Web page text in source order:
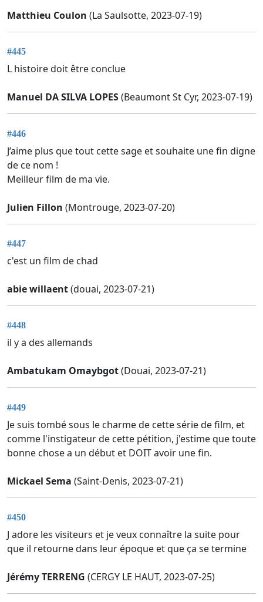
Matthieu Coulon (La Saulsotte, 2023-07-19)
#445
L histoire doit être conclue
Manuel DA SILVA LOPES(Beaumont St Cyr, 2023-07-19)
#446
J’aime plus que tout cette sage et souhaite une fin digne
de ce nom !
Meilleur film de ma vie.
Julien Fillon (Montrouge, 2023-07-20)
#447
c'est un film de chad
abie willaent(douai, 2023-07-21)
#448
il y a des allemands
Ambatukam Omaybgot(Douai, 2023-07-21)
#449
Je suis tombé sous le charme de cette série de film, et
comme l'instigateur de cette pétition, j'estime que toute
bonne chose a un début et DOIT avoir une fin.
Mickael Sema (Saint-Denis, 2023-07-21)
#450
J adore les visiteurs et je veux connaître la suite pour
que il retourne dans leur époque et que ça se termine
Jérémy TERRENG (CERGY LE HAUT, 2023-07-25)